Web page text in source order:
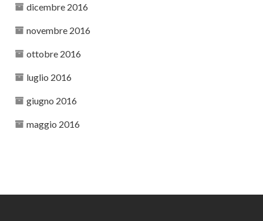
dicembre 2016
novembre 2016
ottobre 2016
luglio 2016
giugno 2016
maggio 2016